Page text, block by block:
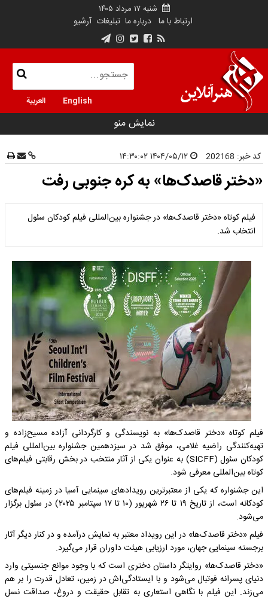
شنبه ۱۷ مرداد ۱۴۰۵
ارتباط با ما درباره ما تبلیغات آرشیو
English العربية
نمایش منو
کد خبر: 202168
«دختر قاصدک‌ها» به کره جنوبی رفت
فیلم کوتاه «دختر قاصدک‌ها» در جشنواره بین‌المللی فیلم کودکان سئول
انتخاب شد.
فیلم کوتاه «دختر قاصدک‌ها» به نویسندگی و کارگردانی آزاده مسیح‌زاده و
تهیه‌کنندگی راضیه غلامی، موفق شد در سیزدهمین جشنواره بین‌المللی فیلم
کودکان سئول (SICFF) به‌ عنوان یکی از آثار منتخب در بخش رقابتی فیلم‌های
کوتاه بین‌المللی معرفی شود.
این جشنواره که یکی از معتبرترین رویدادهای سینمایی آسیا در زمینه فیلم‌های
کودکانه است، از تاریخ ۱۹ تا ۲۶ شهریور (۱۰ تا ۱۷ سپتامبر ۲۰۲۵) در سئول برگزار
می‌شود.
فیلم «دختر قاصدک‌ها» در این رویداد معتبر به نمایش درآمده و در کنار دیگر آثار
برجسته سینمایی جهان، مورد ارزیابی هیئت داوران قرار می‌گیرد.
«دختر قاصدک‌ها» روایتگر داستان دختری است که با وجود موانع جنسیتی وارد
دنیای پسرانه فوتبال می‌شود و با ایستادگی‌اش در زمین، تعادل قدرت را بر هم
می‌زند. این فیلم با نگاهی استعاری به تقابل حقیقت و دروغ، صداقت نسل